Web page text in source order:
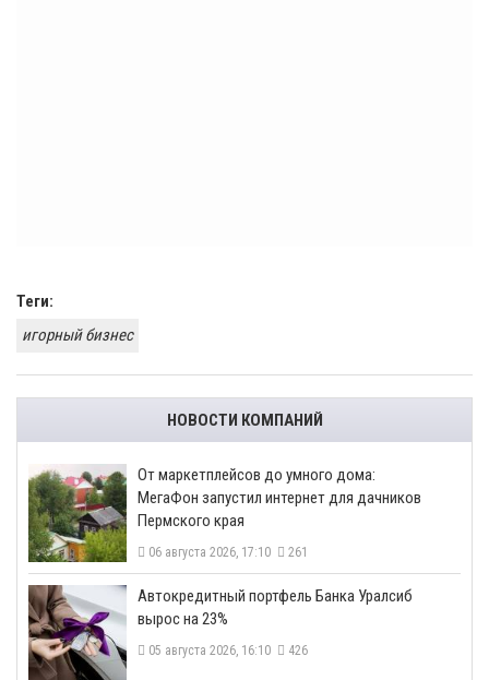
Теги:
игорный бизнес
НОВОСТИ КОМПАНИЙ
От маркетплейсов до умного дома:
МегаФон запустил интернет для дачников
Пермского края
06 августа 2026, 17:10 261
​Автокредитный портфель Банка Уралсиб
вырос на 23%
05 августа 2026, 16:10 426